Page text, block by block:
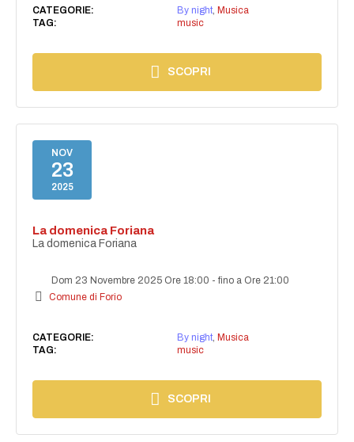
CATEGORIE: By night, Musica
TAG:
music
SCOPRI
NOV
23
2025
La domenica Foriana
La domenica Foriana
Dom 23 Novembre 2025 Ore 18:00 -fino a Ore 21:00
Comune di Forio
CATEGORIE: By night, Musica
TAG:
music
SCOPRI